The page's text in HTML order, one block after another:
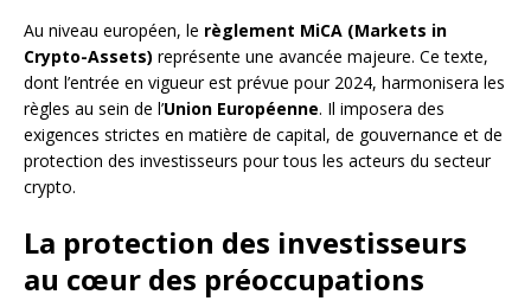
Au niveau européen, le règlement MiCA (Markets in
Crypto-Assets) représente une avancée majeure. Ce texte,
dont l’entrée en vigueur est prévue pour 2024, harmonisera les
règles au sein de l’Union Européenne. Il imposera des
exigences strictes en matière de capital, de gouvernance et de
protection des investisseurs pour tous les acteurs du secteur
crypto.
La protection des investisseurs
au cœur des préoccupations